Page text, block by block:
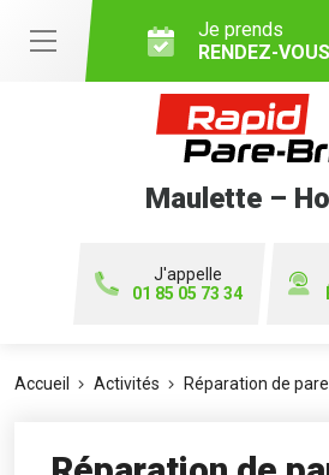
Je prends
RENDEZ-VOUS
Maulette –
J'appelle
01 85 05 73 34
Accueil Activités Réparation de